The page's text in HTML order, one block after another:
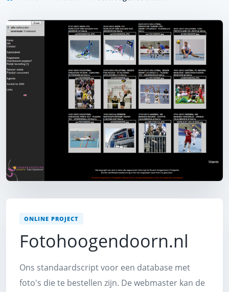
ONLINE PROJECT
Fotohoogendoorn.nl
Ons standaardscript voor een database met
foto's die te bestellen zijn. De webmaster kan de